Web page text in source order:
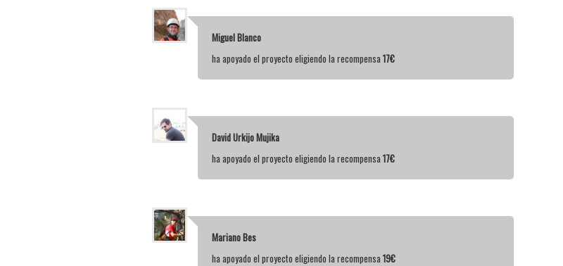
Miguel Blanco
ha apoyado el proyecto eligiendo la recompensa 17€
David Urkijo Mujika
ha apoyado el proyecto eligiendo la recompensa 17€
Mariano Bes
ha apoyado el proyecto eligiendo la recompensa 19€